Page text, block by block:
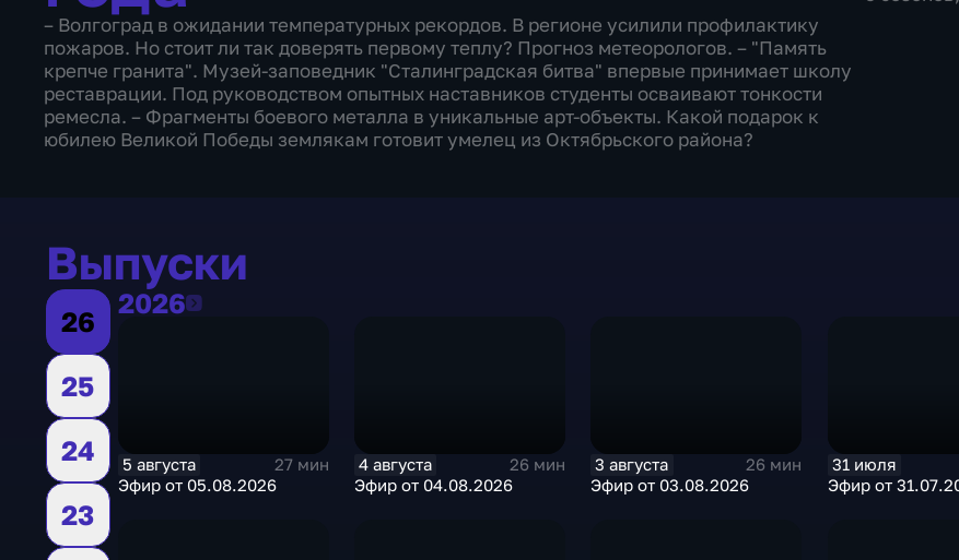
– Волгоград в ожидании температурных рекордов. В регионе усилили профилактику
пожаров. Но стоит ли так доверять первому теплу? Прогноз метеорологов. – "Память
крепче гранита". Музей-заповедник "Сталинградская битва" впервые принимает школу
реставрации. Под руководством опытных наставников студенты осваивают тонкости
ремесла. – Фрагменты боевого металла в уникальные арт-объекты. Какой подарок к
юбилею Великой Победы землякам готовит умелец из Октябрьского района?
Выпуски
26
25
24
23
20262026
5 августа
27 мин
Эфир от 05.08.2026
4 августа
26 мин
Эфир от 04.08.2026
3 августа
26 мин
Эфир от 03.08.2026
31 июля
Эфир от